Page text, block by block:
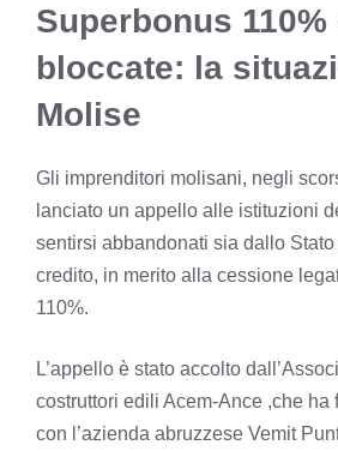
Superbonus
bloccate: la
Molise
Gli imprenditori molisani, negli
lanciato un appello alle istituzioni
sentirsi abbandonati sia dallo
credito, in merito alla cessione
110%.
L’appello è stato accolto
costruttori edili Acem-Ance ,che ha
con l’azienda abruzzese Vemit